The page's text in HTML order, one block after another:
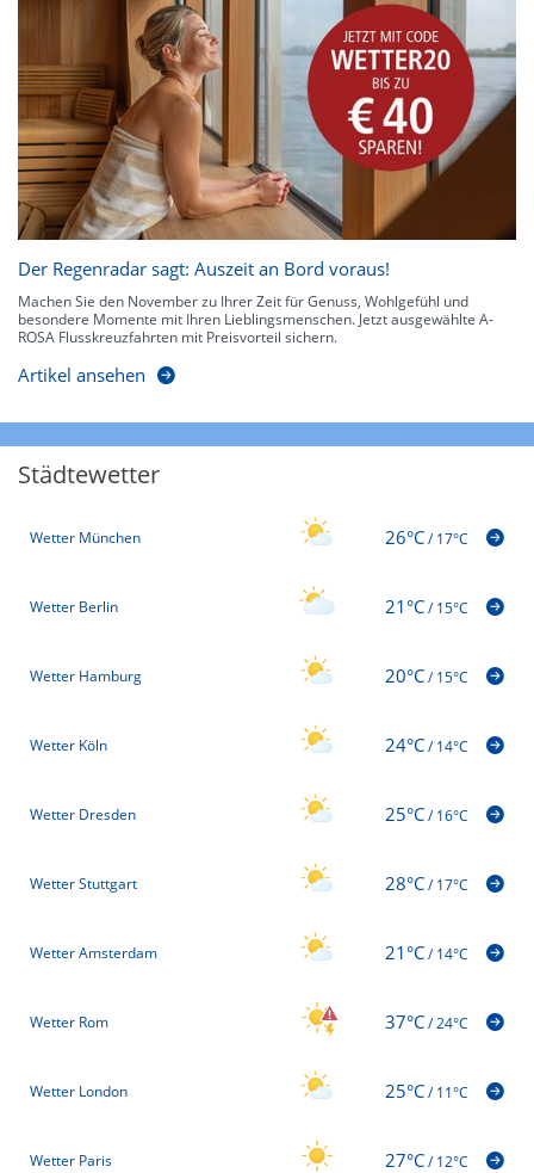
Der Regenradar sagt: Auszeit an Bord voraus!
Machen Sie den November zu Ihrer Zeit für Genuss, Wohlgefühl und
besondere Momente mit Ihren Lieblingsmenschen. Jetzt ausgewählte A-
ROSA Flusskreuzfahrten mit Preisvorteil sichern.
Artikel ansehen
Städtewetter
Wetter München 26°C/17°C
Wetter Berlin 21°C/15°C
Wetter Hamburg 20°C/15°C
Wetter Köln 24°C/14°C
Wetter Dresden 25°C/16°C
Wetter Stuttgart 28°C/17°C
Wetter Amsterdam 21°C/14°C
Wetter Rom 37°C/24°C
Wetter London 25°C/11°C
Wetter Paris 27°C/12°C